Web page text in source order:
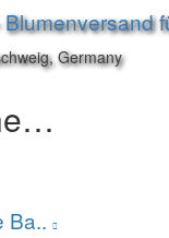
Germany
Ba..